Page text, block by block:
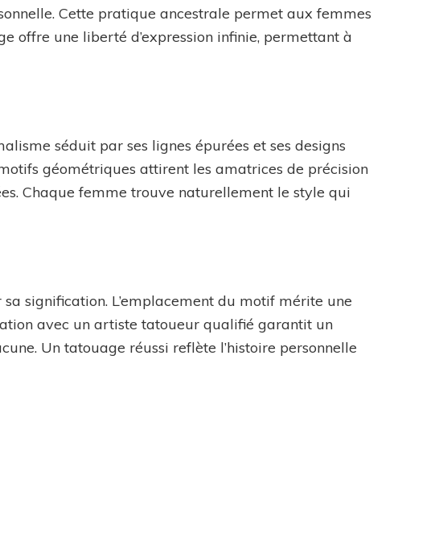
Cette pratique ancestrale permet aux femmes
offre une liberté d’expression infinie, permettant à
séduit par ses lignes épurées et ses designs
géométriques attirent les amatrices de précision
Chaque femme trouve naturellement le style qui
signification. L’emplacement du motif mérite une
avec un artiste tatoueur qualifié garantit un
Un tatouage réussi reflète l’histoire personnelle